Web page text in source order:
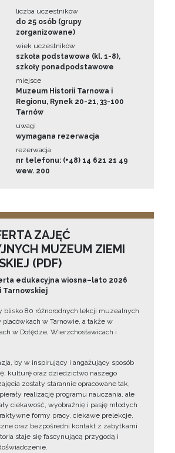
liczba uczestników
do 25 osób (grupy
zorganizowane)
wiek uczestników
szkoła podstawowa (kl. 1-8),
szkoły ponadpodstawowe
miejsce
Muzeum Historii Tarnowa i
Regionu, Rynek 20-21, 33-100
Tarnów
uwagi
wymagana rezerwacja
rezerwacja
nr telefonu: (+48) 14 621 21 49
wew. 200
ZAJĘĆ
MUZEUM ZIEMI
(PDF)
edukacyjna wiosna–lato 2026
Tarnowskiej
blisko 80 różnorodnych lekcji muzealnych
w Tarnowie, a także w
w Dołędze, Wierzchosławicach i
by w inspirujący i angażujący sposób
kulturę oraz dziedzictwo naszego
zostały starannie opracowane tak,
realizację programu nauczania, ale
ciekawość, wyobraźnię i pasję młodych
formy pracy, ciekawe prelekcje,
oraz bezpośredni kontakt z zabytkami
staje się fascynującą przygodą i